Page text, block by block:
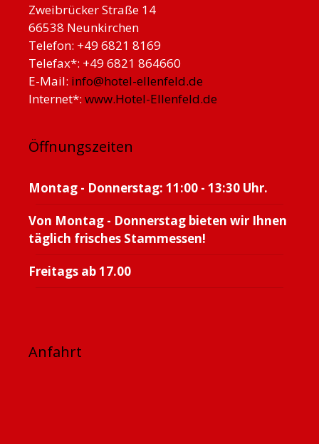
Zweibrücker Straße 14
66538 Neunkirchen
Telefon: +49 6821 8169
Telefax*: +49 6821 864660
E-Mail: info@hotel-ellenfeld.de
Internet*: www.Hotel-Ellenfeld.de
Öffnungszeiten
Montag - Donnerstag: 11:00 - 13:30 Uhr.
Von Montag - Donnerstag bieten wir Ihnen
täglich frisches Stammessen!
Freitags ab 17.00
Anfahrt